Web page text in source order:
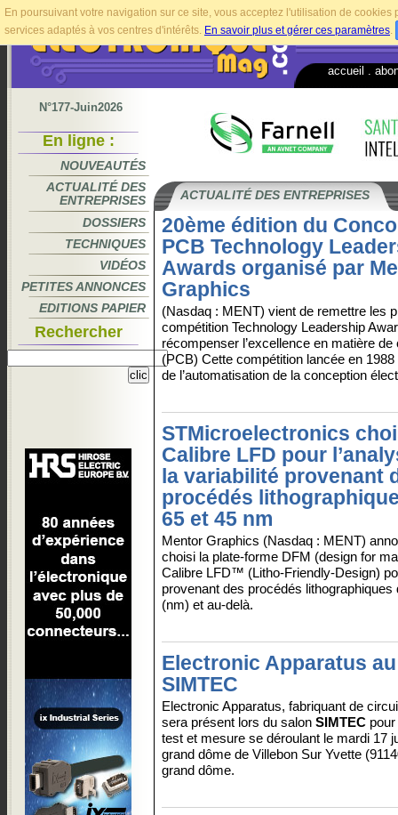
En poursuivant votre navigation sur ce site, vous acceptez l'utilisation de
services adaptés à vos centres d'intérêts. En savoir plus et gérer ces paramètres.
accueil
N°177-Juin2026
En ligne :
NOUVEAUTÉS
ACTUALITÉ DES
ENTREPRISES
DOSSIERS
TECHNIQUES
VIDÉOS
PETITES ANNONCES
EDITIONS PAPIER
Rechercher
ACTUALITÉ DES ENTREPRISES
20ème édition du
PCB Technology
Awards organisé par
Graphics
(Nasdaq : MENT) vient de remettre les
compétition Technology Leadership
récompenser l’excellence en matière
(PCB) Cette compétition lancée en
de l’automatisation de la conception
STMicroelectronics
Calibre LFD pour
la variabilité provenant
procédés
65 et 45 nm
Mentor Graphics (Nasdaq : MENT)
choisi la plate-forme DFM (design for
Calibre LFD™ (Litho-Friendly-Design)
provenant des procédés
(nm) et au-delà.
Electronic Apparatus
SIMTEC
Electronic Apparatus, fabriquant de
sera présent lors du salon SIMTEC
test et mesure se déroulant le mardi 17
grand dôme de Villebon Sur Yvette
grand dôme.